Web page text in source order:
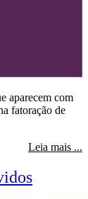
aparecem com
fatoração de
Leia mais ...